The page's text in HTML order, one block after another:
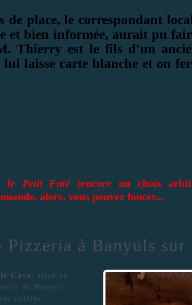
de place, le correspondant
et bien informée, aurait pu
Thierry est le fils d'un
laisse carte blanche et on
le Petit Futé(encore un choix
alors, vous pouvez foncer...
Pizzeria à Banyuls sur
Cave, situé au
de Banyuls
cuisine